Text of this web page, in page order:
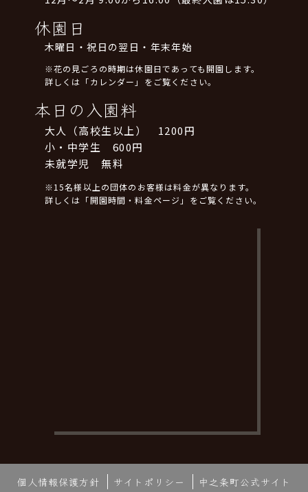
休園日
木曜日・祝日の翌日・年末年始
※花の見ごろの時期は休園日であっても開園します。
詳しくは「カレンダー」をご覧ください。
本日の入園料
大人（高校生以上） 1200円
小・中学生 600円
未就学児 無料
※15名様以上の団体のお客様は料金が異なります。
詳しくは「開園時間・料金ページ」をご覧ください。
個人情報保護方針 サイトポリシー 中之条町公式サイト